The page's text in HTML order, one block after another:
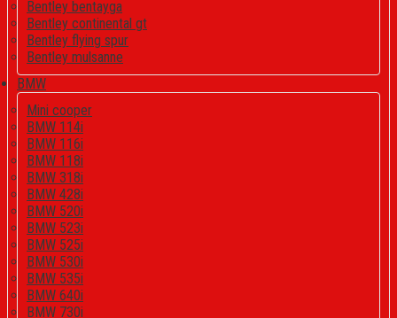
Bentley bentayga
Bentley continental gt
Bentley flying spur
Bentley mulsanne
BMW
Mini cooper
BMW 114i
BMW 116i
BMW 118i
BMW 318i
BMW 428i
BMW 520i
BMW 523i
BMW 525i
BMW 530i
BMW 535i
BMW 640i
BMW 730i